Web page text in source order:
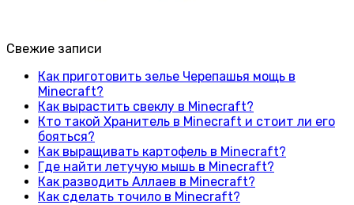
Свежие записи
Как приготовить зелье Черепашья мощь в
Minecraft?
Как вырастить свеклу в Minecraft?
Кто такой Хранитель в Minecraft и стоит ли его
бояться?
Как выращивать картофель в Minecraft?
Где найти летучую мышь в Minecraft?
Как разводить Аллаев в Minecraft?
Как сделать точило в Minecraft?